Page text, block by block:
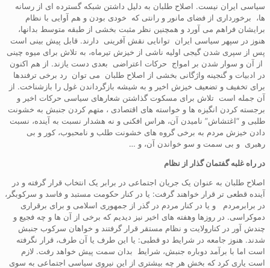
سیاسی ایران نیست. اصلاح طلبان به دلیل داشتن شبکه گسترده ای از رسانه
ها، برخورداری از فضای مانور و رانتی که خودی بودن و هم آوایی با نظام
برایشان فراهم می آورد و همچنین نظر مثبت بخشی از طبقه متوسط بدانها،
هنوز در سپهر سیاسی ایران توانایی نقش آفرینی دارند. قابل پیش بینی است
پس از سپری شدن گیجی اولیه ناشی از خیزش تیرماه، به تلاش برای میوه چینی
از آن و سوار شدن بر امواج حرکات اعتراضی بعدی دست یازند. از هم اکنون
در ادبیات و گنجینه واژگانی بخشی از اصلاح طلبان می توان رد برخی ترفندها
برای تخفیف و تضعیف خیزش اخیر و به شیشه بازگرداندن غول را بازشناخت. از
آن جمله است تلاش برای مسکوت گذاشتن شعارهای سیاسی حرکات اخیر و
برجسته کردن انگیزه ها و خواسته های اقتصادی ، متهم کردن جنبش به خشونت
طلبی و “اغتشاش” نامیدن آن، هراس افکنی و نه هشدار نسبت به آینده، نسبت
دادن خیزش مردم به برخی گروه های خشونت طلب و نامحبوب، کور و بی
رهبری و بی سمت و سو خواندن آن، و …
در راه غلبه گفتمان گذار از نظام
اصلاح طلبان به عنوان یک جریان اجتماعی در برابر یک انتخاب قرار گرفته و در
آینده قطعی تر قرار خواهند گرفت: یا در کنار حکومت مستبد و فاسد و سرکوبگر،
در برابرمردم و یا در کنار مردم در گذر از جمهوری اسلامی و برای برقراری
دموکراسی. در روزها وهفته های اخیر نیز دیدیم که برخی از آن ها و چه فجیع و
چندش آور در کنارولایت و نظام مستقر قرار گرفتند و خواهان سرکوب جنبش
شدند. هنوز جامعه در شرایط دو قطبی: یا این طرف یا آن طرف، قرار نگرفته
است اما با برآمد دوباره جنبش، شرایط بدان سمت پیش خواهد رفت. لازم
است یاری کرد که بخش هر چه بیشتری از این نیروی سیاسی اجتماعی به سوی